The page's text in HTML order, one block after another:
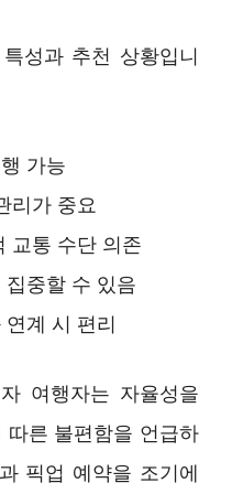
성과 추천 상황입니
가능
리가 중요
교통 수단 의존
중할 수 있음
계 시 편리
여행자는 자율성을
따른 불편함을 언급하
픽업 예약을 조기에